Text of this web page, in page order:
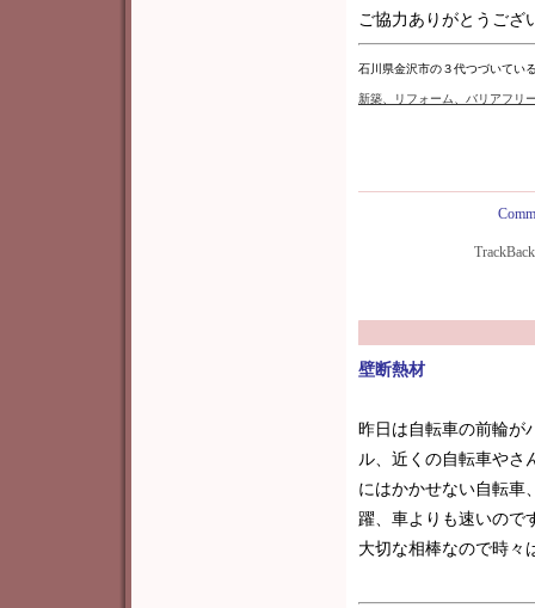
ご協力ありがとうござ
石川県金沢市の３代つづいてい
新築 、リフォーム、バリアフリ
壁断熱材
昨日は自転車の前輪が
ル、近くの自転車やさ
にはかかせない自転車
躍、車よりも速いので
大切な相棒なので時々